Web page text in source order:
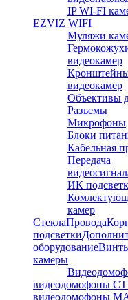
IP WI-FI
EZVIZ WIFI
Муляжи
видеокамер
видеокамер
Объективы
Разъемы
Микрофоны
Блоки
Кабельная
Передача
ИК
камер
СтеклаПровода
подсветки
оборудование
камеры
видеодомофоны
видеодомофоны